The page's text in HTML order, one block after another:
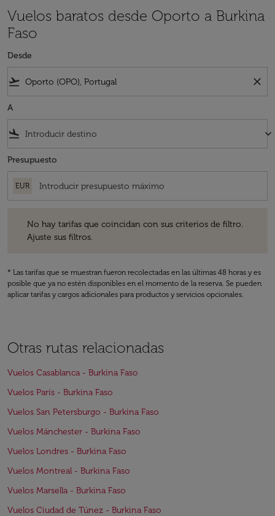
Vuelos baratos desde Oporto a Burkina
Faso
Desde
flight_takeoff close
A
flight_land keyboard_arrow_down
Presupuesto
EUR
No hay tarifas que coincidan con sus criterios de filtro.
Ajuste sus filtros.
* Las tarifas que se muestran fueron recolectadas en las últimas 48 horas y es
posible que ya no estén disponibles en el momento de la reserva. Se pueden
aplicar tarifas y cargos adicionales para productos y servicios opcionales.
Otras rutas relacionadas
Vuelos Casablanca - Burkina Faso
Vuelos París - Burkina Faso
Vuelos San Petersburgo - Burkina Faso
Vuelos Mánchester - Burkina Faso
Vuelos Londres - Burkina Faso
Vuelos Montreal - Burkina Faso
Vuelos Marsella - Burkina Faso
Vuelos Ciudad de Túnez - Burkina Faso